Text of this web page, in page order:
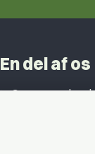
En del af os
Grupper og